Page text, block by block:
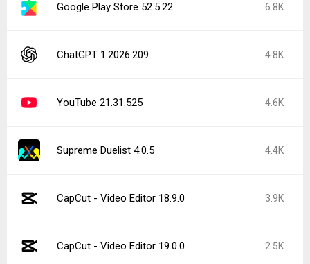
Google Play Store 52.5.22 6.8K
ChatGPT 1.2026.209 4.8K
YouTube 21.31.525 4.6K
Supreme Duelist 4.0.5 4.4K
CapCut - Video Editor 18.9.0 3.9K
CapCut - Video Editor 19.0.0 2.5K